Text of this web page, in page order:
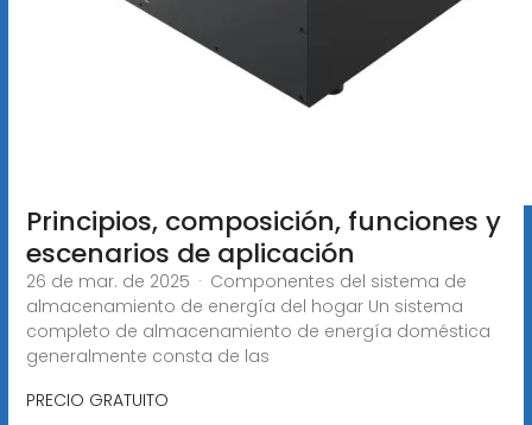
Principios, composición, funciones y
escenarios de aplicación
26 de mar. de 2025 · Componentes del sistema de
almacenamiento de energía del hogar Un sistema
completo de almacenamiento de energía doméstica
generalmente consta de las
PRECIO GRATUITO